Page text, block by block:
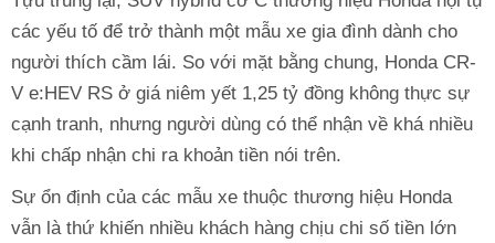
các yếu tố để trở thành một mẫu xe gia đình dành cho
người thích cầm lái. So với mặt bằng chung, Honda CR-
V e:HEV RS ở giá niêm yết 1,25 tỷ đồng không thực sự
cạnh tranh, nhưng người dùng có thể nhận về khá nhiều
khi chấp nhận chi ra khoản tiền nói trên.
Sự ổn định của các mẫu xe thuộc thương hiệu Honda
vẫn là thứ khiến nhiều khách hàng chịu chi số tiền lớn